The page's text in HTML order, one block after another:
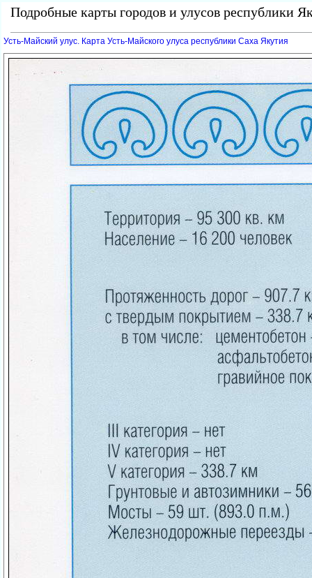
Подробные карты городов и улусов республики
Усть-Майский улус. Карта Усть-Майского улуса республики Саха Якутия